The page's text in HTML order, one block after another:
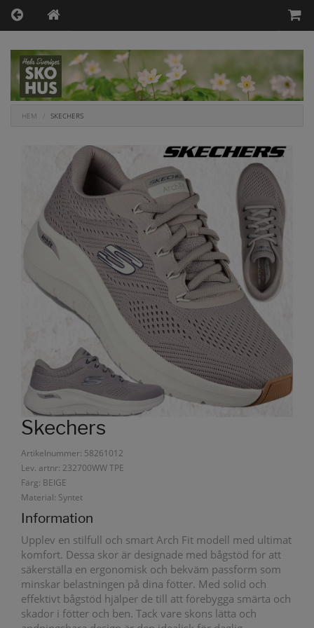
HEM SKECHERS
Skechers
Artikelnummer: 58261012
Lev. artnr: 232700WW TPE
Färg: BEIGE
Material: Syntet
Information
Upplev en stilfull och smart Arch Fit modell med ultimat
komfort. Dessa skor är designade med bågstöd för att
säkerställa en ergonomisk och bekväm passform som
minskar belastningen på dina fötter. Med solid och
effektivt bågstöd hjälper de till att förebygga smärta och
skador i fötter och ben. Tack vare skons lätta och